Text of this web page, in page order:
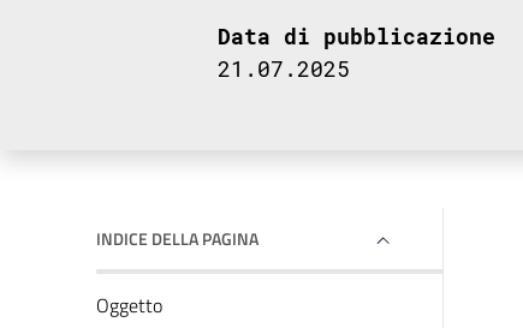
Data di pubblicazione
21.07.2025
INDICE DELLA PAGINA
Oggetto